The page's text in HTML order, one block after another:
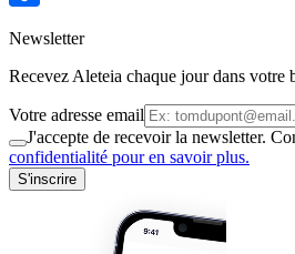
Newsletter
Recevez Aleteia chaque jour dans votre
Votre adresse email
J'accepte de recevoir la newsletter.
confidentialité pour en savoir plus.
S'inscrire